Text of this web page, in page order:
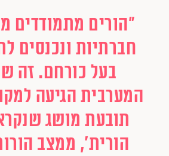
"הורים מתמודדים
חברתיות ונכנסים
בעל כורחם. זה
המערבית הגיעה
תובעת מושג
הורית', ממצב